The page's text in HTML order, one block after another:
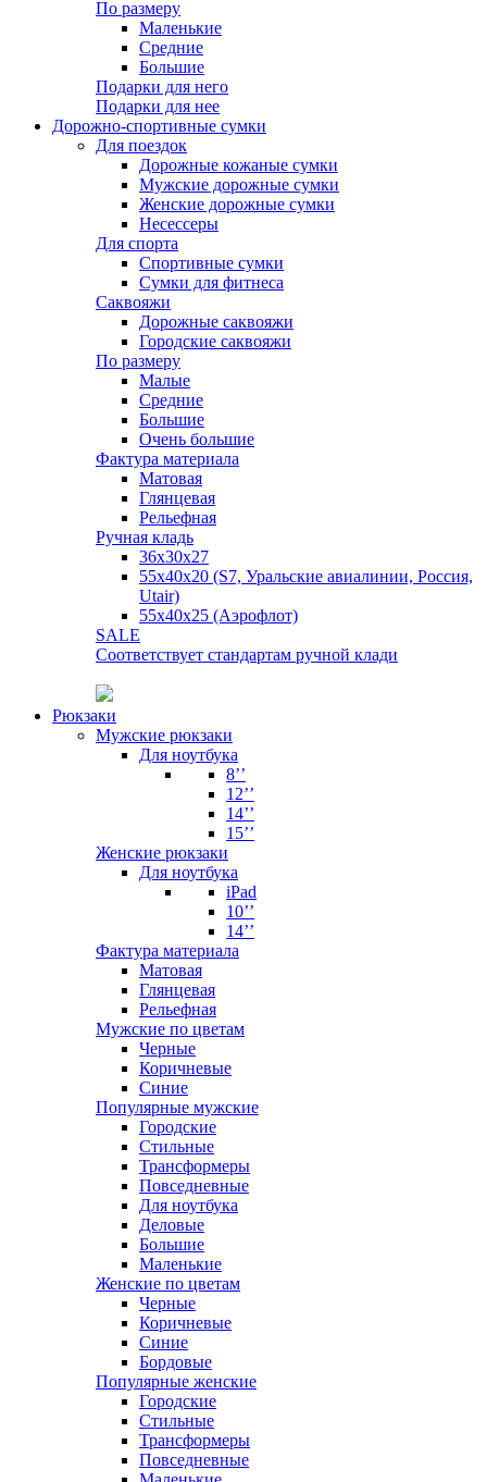
По размеру
Маленькие
Средние
Большие
Подарки для него
Подарки для нее
Дорожно-спортивные сумки
Для поездок
Дорожные кожаные сумки
Мужские дорожные сумки
Женские дорожные сумки
Несессеры
Для спорта
Спортивные сумки
Сумки для фитнеса
Саквояжи
Дорожные саквояжи
Городские саквояжи
По размеру
Малые
Средние
Большие
Очень большие
Фактура материала
Матовая
Глянцевая
Рельефная
Ручная кладь
36х30x27
55х40х20 (S7, Уральские авиалинии, Россия,
Utair)
55х40х25 (Аэрофлот)
SALE
Соответствует стандартам ручной клади
Рюкзаки
Мужские рюкзаки
Для ноутбука
8’’
12’’
14’’
15’’
Женские рюкзаки
Для ноутбука
iPad
10’’
14’’
Фактура материала
Матовая
Глянцевая
Рельефная
Мужские по цветам
Черные
Коричневые
Синие
Популярные мужские
Городские
Стильные
Трансформеры
Повседневные
Для ноутбука
Деловые
Большие
Маленькие
Женские по цветам
Черные
Коричневые
Синие
Бордовые
Популярные женские
Городские
Стильные
Трансформеры
Повседневные